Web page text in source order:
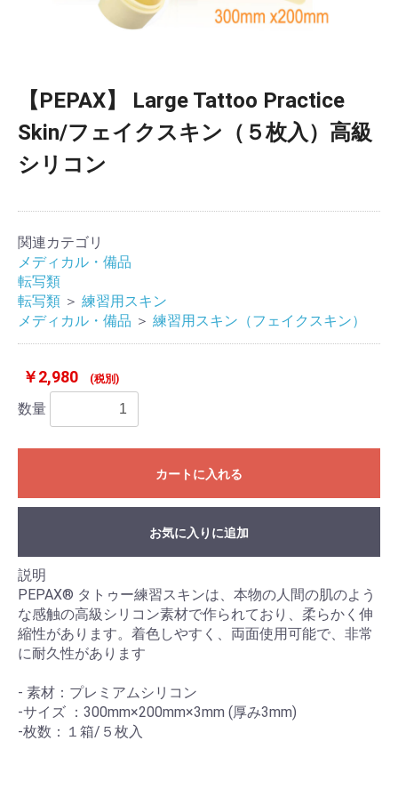
【PEPAX】 Large Tattoo Practice
Skin/フェイクスキン（５枚入）高級
シリコン
関連カテゴリ
メディカル・備品
転写類
転写類 ＞ 練習用スキン
メディカル・備品 ＞ 練習用スキン（フェイクスキン）
￥2,980 (税別)
数量
カートに入れる
お気に入りに追加
説明
PEPAX® タトゥー練習スキンは、本物の人間の肌のよう
な感触の高級シリコン素材で作られており、柔らかく伸
縮性があります。着色しやすく、両面使用可能で、非常
に耐久性があります
- 素材：プレミアムシリコン
-サイズ ：300mm×200mm×3mm (厚み3mm)
-枚数：１箱/５枚入